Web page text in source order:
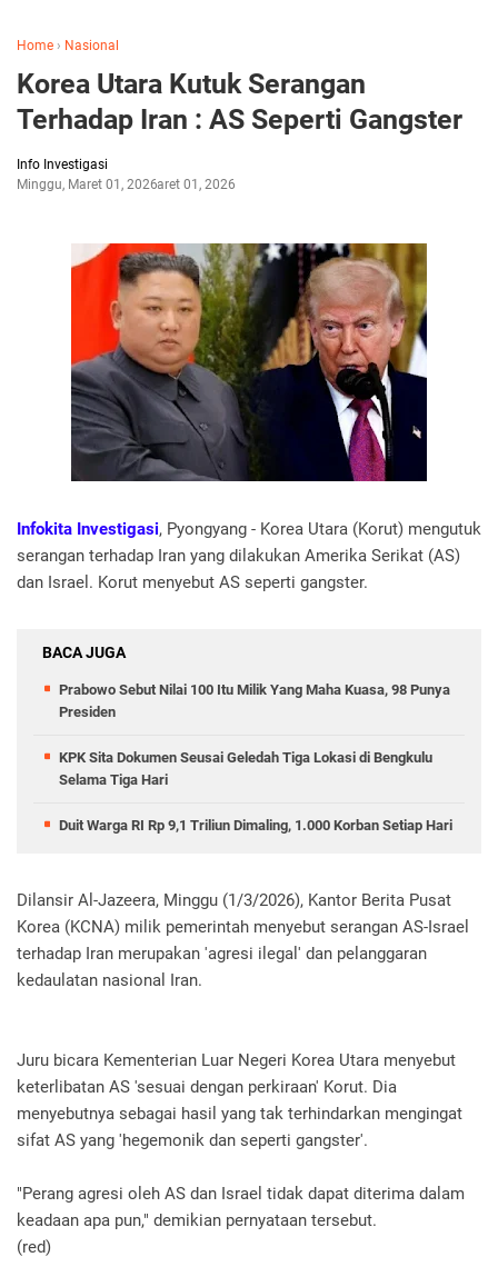
Home › Nasional
Korea Utara Kutuk Serangan
Terhadap Iran : AS Seperti Gangster
Info Investigasi
Minggu, Maret 01, 2026Maret 01, 2026
Infokita Investigasi, Pyongyang - Korea Utara (Korut) mengutuk
serangan terhadap Iran yang dilakukan Amerika Serikat (AS)
dan Israel. Korut menyebut AS seperti gangster.
BACA JUGA
Prabowo Sebut Nilai 100 Itu Milik Yang Maha Kuasa, 98 Punya
Presiden
KPK Sita Dokumen Seusai Geledah Tiga Lokasi di Bengkulu
Selama Tiga Hari
Duit Warga RI Rp 9,1 Triliun Dimaling, 1.000 Korban Setiap Hari
Dilansir Al-Jazeera, Minggu (1/3/2026), Kantor Berita Pusat
Korea (KCNA) milik pemerintah menyebut serangan AS-Israel
terhadap Iran merupakan 'agresi ilegal' dan pelanggaran
kedaulatan nasional Iran.
Juru bicara Kementerian Luar Negeri Korea Utara menyebut
keterlibatan AS 'sesuai dengan perkiraan' Korut. Dia
menyebutnya sebagai hasil yang tak terhindarkan mengingat
sifat AS yang 'hegemonik dan seperti gangster'.
"Perang agresi oleh AS dan Israel tidak dapat diterima dalam
keadaan apa pun," demikian pernyataan tersebut.
(red)